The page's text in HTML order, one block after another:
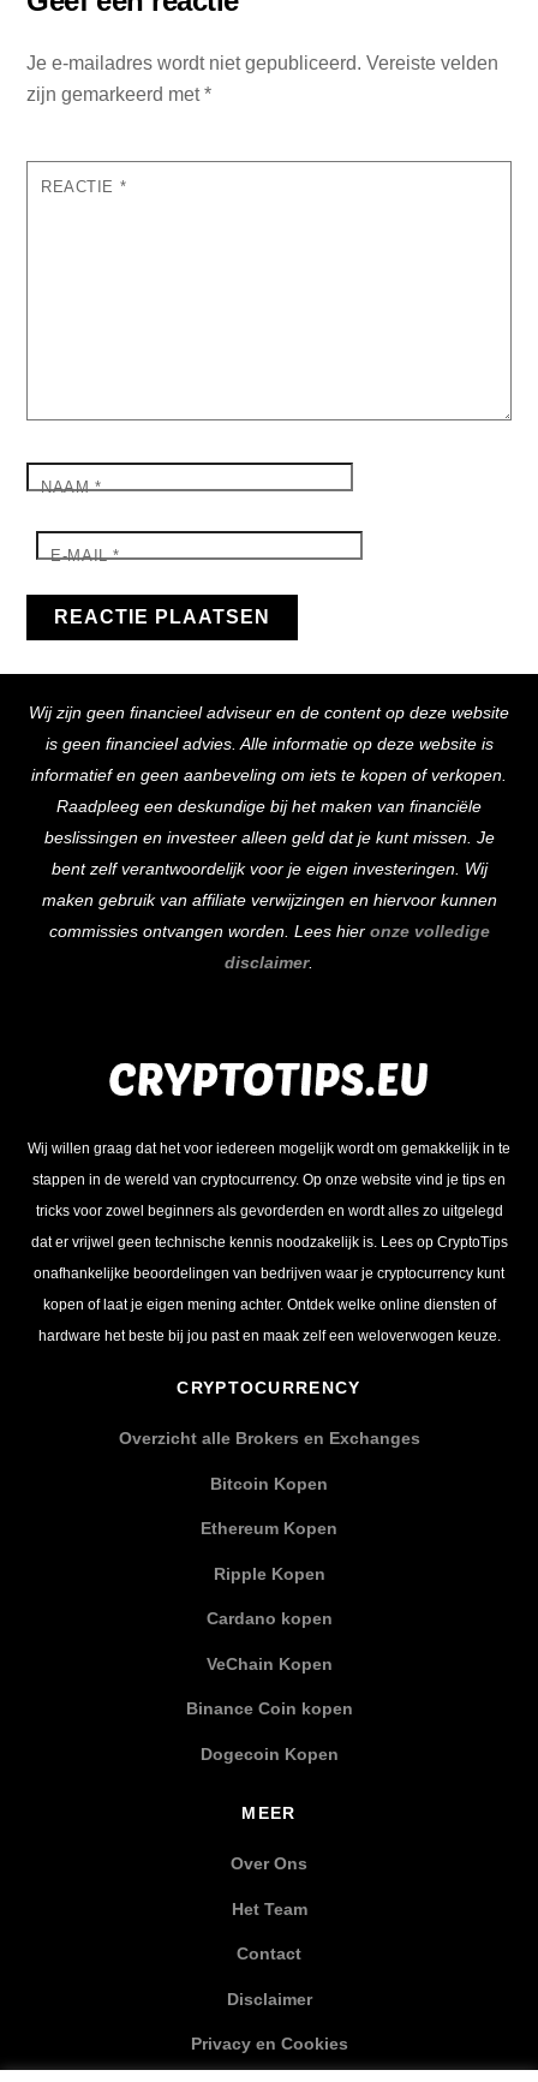
Je e-mailadres wordt niet gepubliceerd. Vereiste velden
zijn gemarkeerd met*
REACTIE *
NAAM*
E-MAIL*
To
Top
Wij zijn geen financieel adviseur en de content op deze website
is geen financieel advies. Alle informatie op deze website is
informatief en geen aanbeveling om iets te kopen of verkopen.
Raadpleeg een deskundige bij het maken van financiële
beslissingen en investeer alleen geld dat je kunt missen. Je
bent zelf verantwoordelijk voor je eigen investeringen. Wij
maken gebruik van affiliate verwijzingen en hiervoor kunnen
commissies ontvangen worden. Lees hier onze volledige
disclaimer.
Wij willen graag dat het voor iedereen mogelijk wordt om gemakkelijk in te
stappen in de wereld van cryptocurrency. Op onze website vind je tips en
tricks voor zowel beginners als gevorderden en wordt alles zo uitgelegd
dat er vrijwel geen technische kennis noodzakelijk is. Lees op CryptoTips
onafhankelijke beoordelingen van bedrijven waar je cryptocurrency kunt
kopen of laat je eigen mening achter. Ontdek welke online diensten of
hardware het beste bij jou past en maak zelf een weloverwogen keuze.
CRYPTOCURRENCY
Overzicht alle Brokers en Exchanges
Bitcoin Kopen
Ethereum Kopen
Ripple Kopen
Cardano kopen
VeChain Kopen
Binance Coin kopen
Dogecoin Kopen
MEER
Over Ons
Het Team
Contact
Disclaimer
Privacy en Cookies